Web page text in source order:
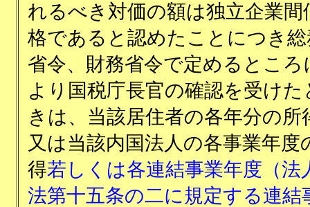
れるべき対価の額は独立企業間
格であると認めたことにつき総
省令、財務省令で定めるところ
より国税庁長官の確認を受けた
きは、当該居住者の各年分の所
又は当該内国法人の各事業年度
得若しくは各連結事業年度（法
法第十五条の二に規定する連結